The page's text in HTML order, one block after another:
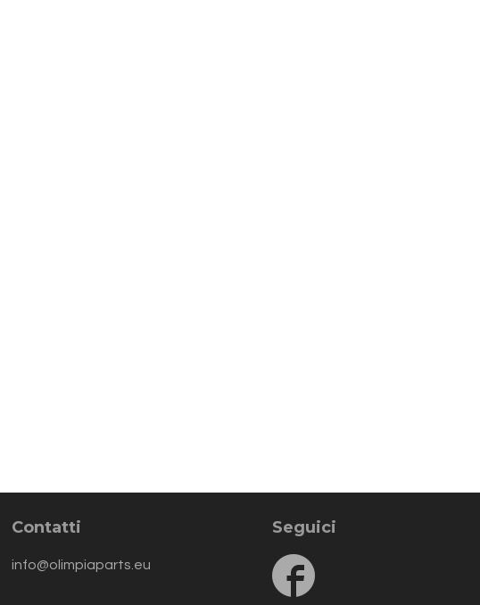
Contatti
info@olimpiaparts.eu
Seguici
us